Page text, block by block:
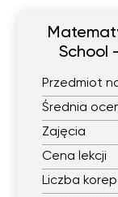
School
Przedmiot
Średnia
Zajęcia
Cena lekcji
Liczba